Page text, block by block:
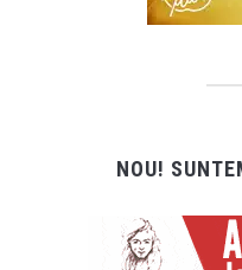
NOU!